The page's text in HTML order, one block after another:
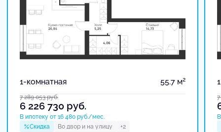
1-комнатная 55.7 м2
7 289 053руб.
6 226 730 руб.
В ипотеку от 16 480 руб./мес.
Скидка
Во двор и на улицу +2